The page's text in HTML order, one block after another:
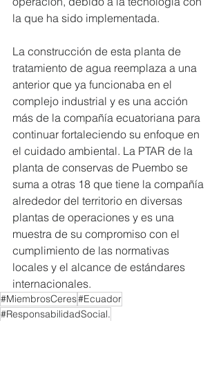
la que ha sido implementada.
La construcción de esta planta de
tratamiento de agua reemplaza a una
anterior que ya funcionaba en el
complejo industrial y es una acción
más de la compañía ecuatoriana para
continuar fortaleciendo su enfoque en
el cuidado ambiental. La PTAR de la
planta de conservas de Puembo se
suma a otras 18 que tiene la compañía
alrededor del territorio en diversas
plantas de operaciones y es una
muestra de su compromiso con el
cumplimiento de las normativas
locales y el alcance de estándares
internacionales.
#MiembrosCeres#Ecuador
#ResponsabilidadSocial.